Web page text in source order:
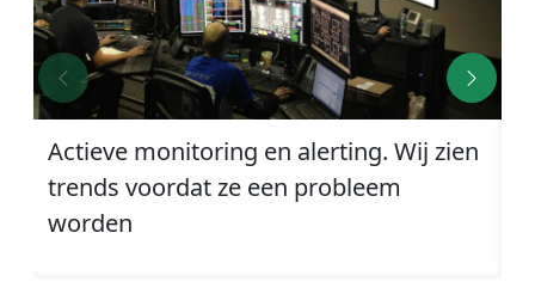
Actieve monitoring en alerting. Wij zien
trends voordat ze een probleem
worden